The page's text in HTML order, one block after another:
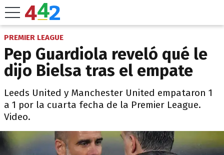
PREMIER LEAGUE
Pep Guardiola reveló qué le
dijo Bielsa tras el empate
Leeds United y Manchester United empataron 1
a 1 por la cuarta fecha de la Premier League.
Video.